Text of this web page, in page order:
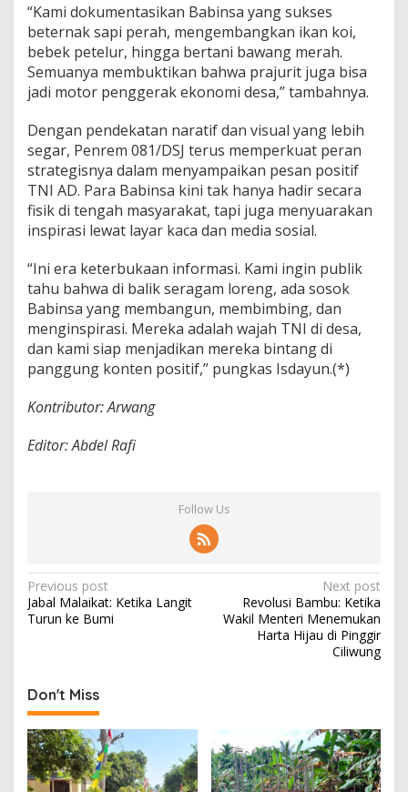
“Kami dokumentasikan Babinsa yang sukses
beternak sapi perah, mengembangkan ikan koi,
bebek petelur, hingga bertani bawang merah.
Semuanya membuktikan bahwa prajurit juga bisa
jadi motor penggerak ekonomi desa,” tambahnya.
Dengan pendekatan naratif dan visual yang lebih
segar, Penrem 081/DSJ terus memperkuat peran
strategisnya dalam menyampaikan pesan positif
TNI AD. Para Babinsa kini tak hanya hadir secara
fisik di tengah masyarakat, tapi juga menyuarakan
inspirasi lewat layar kaca dan media sosial.
“Ini era keterbukaan informasi. Kami ingin publik
tahu bahwa di balik seragam loreng, ada sosok
Babinsa yang membangun, membimbing, dan
menginspirasi. Mereka adalah wajah TNI di desa,
dan kami siap menjadikan mereka bintang di
panggung konten positif,” pungkas Isdayun.(*)
Kontributor: Arwang
Editor: Abdel Rafi
Follow Us
P
o
n
a
v
i
Previous post
Jabal Malaikat: Ketika Langit
Turun ke Bumi
Next post
Revolusi Bambu: Ketika
Wakil Menteri Menemukan
Harta Hijau di Pinggir
Ciliwung
Don't Miss